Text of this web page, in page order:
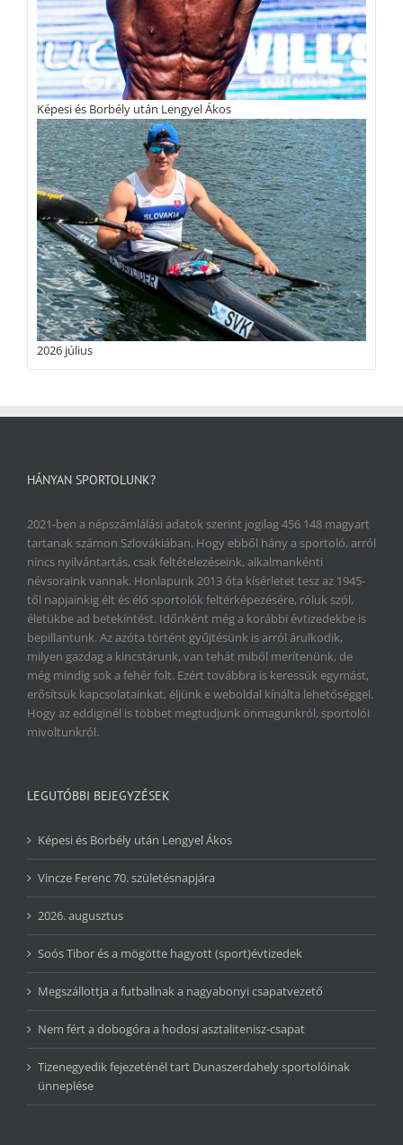
Képesi és Borbély után Lengyel Ákos
2026 július
HÁNYAN SPORTOLUNK?
2021-ben a népszámlálási adatok szerint jogilag 456 148 magyart
tartanak számon Szlovákiában. Hogy ebből hány a sportoló, arról
nincs nyilvántartás, csak feltételezéseink, alkalmankénti
névsoraink vannak. Honlapunk 2013 óta kísérletet tesz az 1945-
től napjainkig élt és élő sportolók feltérképezésére, róluk szól,
életükbe ad betekintést. Időnként még a korábbi évtizedekbe is
bepillantunk. Az azóta történt gyűjtésünk is arról árulkodik,
milyen gazdag a kincstárunk, van tehát miből merítenünk, de
még mindig sok a fehér folt. Ezért továbbra is keressük egymást,
erősítsük kapcsolatainkat, éljünk e weboldal kínálta lehetőséggel.
Hogy az eddiginél is többet megtudjunk önmagunkról, sportolói
mivoltunkról.
LEGUTÓBBI BEJEGYZÉSEK
Képesi és Borbély után Lengyel Ákos
Vincze Ferenc 70. születésnapjára
2026. augusztus
Soós Tibor és a mögötte hagyott (sport)évtizedek
Megszállottja a futballnak a nagyabonyi csapatvezető
Nem fért a dobogóra a hodosi asztalitenisz-csapat
Tizenegyedik fejezeténél tart Dunaszerdahely sportolóinak
ünneplése